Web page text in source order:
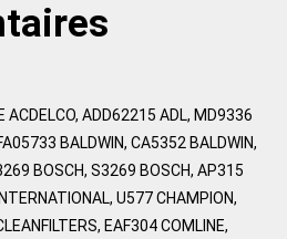
ACDELCO, ADD62215 ADL, MD9336
BALDWIN, CA5352 BALDWIN,
BOSCH, S3269 BOSCH, AP315
U577 CHAMPION,
EAF304 COMLINE,